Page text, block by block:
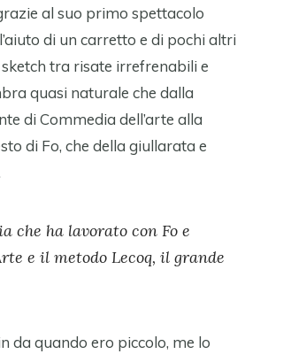
al suo primo spettacolo
di un carretto e di pochi altri
tra risate irrefrenabili e
quasi naturale che dalla
di Commedia dell’arte alla
di Fo, che della giullarata e
che ha lavorato con Fo e
e il metodo Lecoq, il grande
da quando ero piccolo, me lo